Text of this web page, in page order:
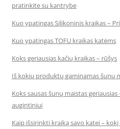
pratinkite su kantrybe
Kuo ypatingas Silikoninis kraikas –
Kuo ypatingas TOFU kraikas katėms
Koks geriausias kačių kraikas – rūšys
Iš kokių produktų gaminamas šunų
Koks sausas šunų maistas
augintiniui
Kaip išsirinkti kraiką savo katei –